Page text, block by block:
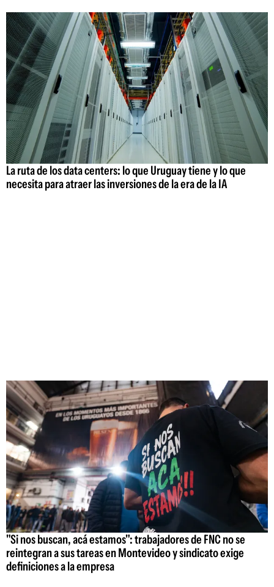
La ruta de los data centers: lo que Uruguay tiene y lo que
necesita para atraer las inversiones de la era de la IA
"Si nos buscan, acá estamos": trabajadores de FNC no se
reintegran a sus tareas en Montevideo y sindicato exige
definiciones a la empresa